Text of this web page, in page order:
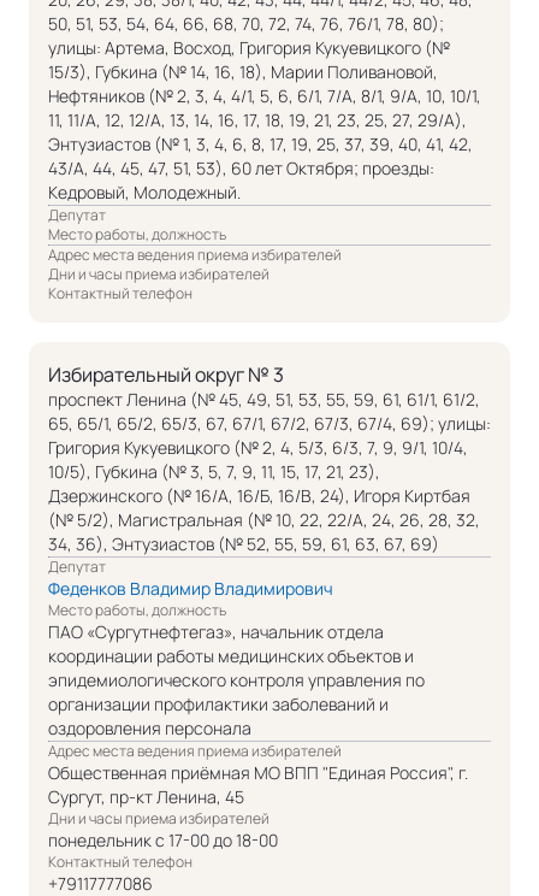
50, 51, 53, 54, 64, 66, 68, 70, 72, 74, 76, 76/1, 78, 80);
улицы: Артема, Восход, Григория Кукуевицкого (№
15/3), Губкина (№ 14, 16, 18), Марии Поливановой,
Нефтяников (№ 2, 3, 4, 4/1, 5, 6, 6/1, 7/А, 8/1, 9/А, 10, 10/1,
11, 11/А, 12, 12/А, 13, 14, 16, 17, 18, 19, 21, 23, 25, 27, 29/А),
Энтузиастов (№ 1, 3, 4, 6, 8, 17, 19, 25, 37, 39, 40, 41, 42,
43/А, 44, 45, 47, 51, 53), 60 лет Октября; проезды:
Кедровый, Молодежный.
Депутат
Место работы, должность
Адрес места ведения приема избирателей
Дни и часы приема избирателей
Контактный телефон
Избирательный округ № 3
проспект Ленина (№ 45, 49, 51, 53, 55, 59, 61, 61/1, 61/2,
65, 65/1, 65/2, 65/3, 67, 67/1, 67/2, 67/3, 67/4, 69); улицы:
Григория Кукуевицкого (№ 2, 4, 5/3, 6/3, 7, 9, 9/1, 10/4,
10/5), Губкина (№ 3, 5, 7, 9, 11, 15, 17, 21, 23),
Дзержинского (№ 16/А, 16/Б, 16/В, 24), Игоря Киртбая
(№ 5/2), Магистральная (№ 10, 22, 22/А, 24, 26, 28, 32,
34, 36), Энтузиастов (№ 52, 55, 59, 61, 63, 67, 69)
Депутат
Феденков Владимир Владимирович
Место работы, должность
ПАО «Сургутнефтегаз», начальник отдела
координации работы медицинских объектов и
эпидемиологического контроля управления по
организации профилактики заболеваний и
оздоровления персонала
Адрес места ведения приема избирателей
Общественная приёмная МО ВПП "Единая Россия", г.
Сургут, пр-кт Ленина, 45
Дни и часы приема избирателей
понедельник с 17-00 до 18-00
Контактный телефон
+79117777086